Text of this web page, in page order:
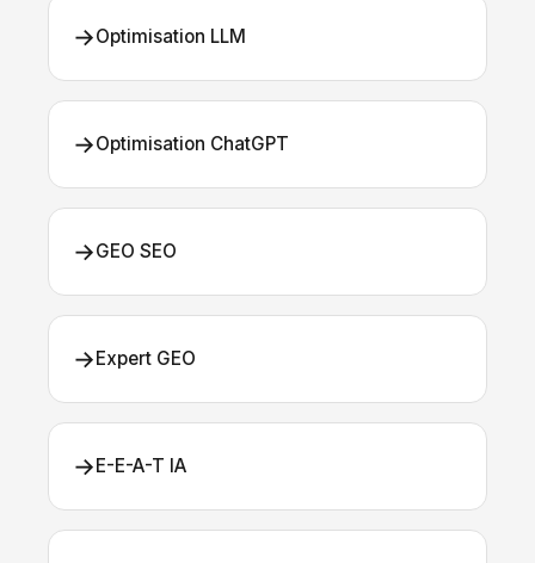
→Optimisation LLM
→Optimisation ChatGPT
→GEO SEO
→Expert GEO
→E-E-A-T IA